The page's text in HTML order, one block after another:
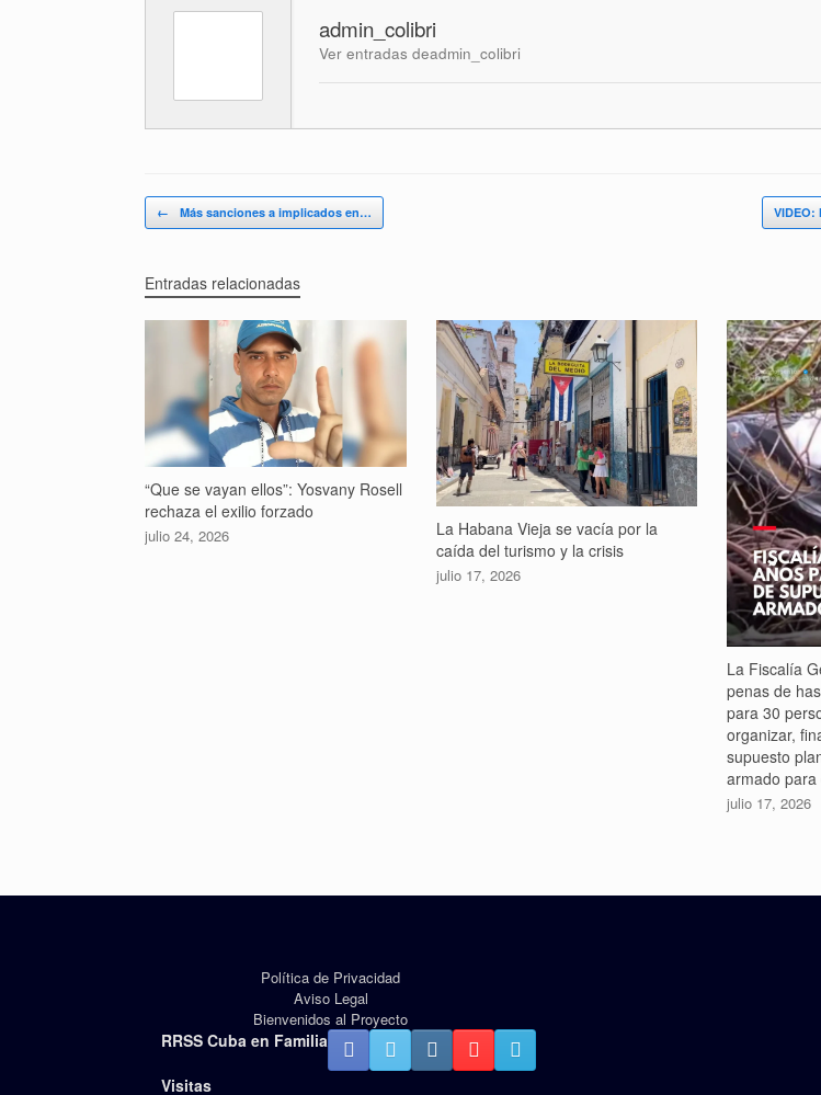
admin_colibri
Ver entradas deadmin_colibri
Navegador de artículos
← Más sanciones a implicados en… VIDEO:
Entradas relacionadas
“Que se vayan ellos”: Yosvany Rosell
rechaza el exilio forzado
julio 24, 2026
La Habana Vieja se vacía por la
caída del turismo y la crisis
julio 17, 2026
La Fiscalía
penas de
para 30
organizar,
supuesto
armado
julio 17, 2026
Política de Privacidad
Aviso Legal
Bienvenidos al Proyecto
RRSS Cuba en Familia
Visitas